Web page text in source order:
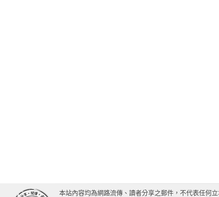
本站內容均為網路流傳、讀者分享之郵件，不代表任何